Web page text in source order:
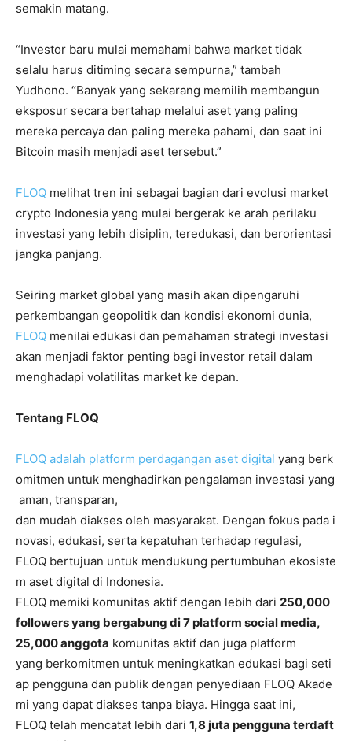
semakin matang.
“Investor baru mulai memahami bahwa market tidak
selalu harus ditiming secara sempurna,” tambah
Yudhono. “Banyak yang sekarang memilih membangun
eksposur secara bertahap melalui aset yang paling
mereka percaya dan paling mereka pahami, dan saat ini
Bitcoin masih menjadi aset tersebut.”
FLOQ melihat tren ini sebagai bagian dari evolusi market
crypto Indonesia yang mulai bergerak ke arah perilaku
investasi yang lebih disiplin, teredukasi, dan berorientasi
jangka panjang.
Seiring market global yang masih akan dipengaruhi
perkembangan geopolitik dan kondisi ekonomi dunia,
FLOQ menilai edukasi dan pemahaman strategi investasi
akan menjadi faktor penting bagi investor retail dalam
menghadapi volatilitas market ke depan.
Tentang FLOQ
FLOQ adalah platform perdagangan aset digital yang berk
omitmen untuk menghadirkan pengalaman investasi yang
aman, transparan,
dan mudah diakses oleh masyarakat. Dengan fokus pada i
novasi, edukasi, serta kepatuhan terhadap regulasi,
FLOQ bertujuan untuk mendukung pertumbuhan ekosiste
m aset digital di Indonesia.
FLOQ memiki komunitas aktif dengan lebih dari 250,000
followers yang bergabung di 7 platform social media,
25,000 anggota komunitas aktif dan juga platform
yang berkomitmen untuk meningkatkan edukasi bagi seti
ap pengguna dan publik dengan penyediaan FLOQ Akade
mi yang dapat diakses tanpa biaya. Hingga saat ini,
FLOQ telah mencatat lebih dari 1,8 juta pengguna terdaft